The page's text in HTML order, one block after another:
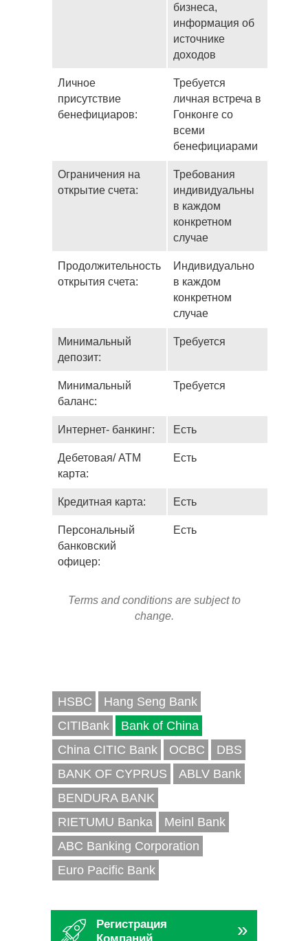
бизнеса,
информация об
источнике
доходов
Личное
присутствие
бенефициаров:
Требуется
личная встреча в
Гонконге со
всеми
бенефициарами
Ограничения на
открытие счета:
Требования
индивидуальны
в каждом
конкретном
случае
Продолжительность
открытия счета:
Индивидуально
в каждом
конкретном
случае
Минимальный
депозит:
Требуется
Минимальный
баланс:
Требуется
Интернет- банкинг: Есть
Дебетовая/ ATM
карта:
Есть
Кредитная карта: Есть
Персональный
банковский
офицер:
Есть
Terms and conditions are subject to
change.
HSBC
Hang Seng Bank
CITIBank
Bank of China
China CITIC Bank
OCBC
DBS
BANK OF CYPRUS
ABLV Bank
BENDURA BANK
RIETUMU Banka
Meinl Bank
ABC Banking Corporation
Euro Pacific Bank
»
Регистрация